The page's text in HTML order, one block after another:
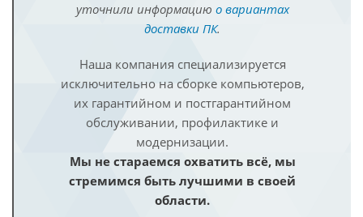
уточнили информацию о вариантах
доставки ПК.
Наша компания специализируется
исключительно на сборке компьютеров,
их гарантийном и постгарантийном
обслуживании, профилактике и
модернизации.
Мы не стараемся охватить всё, мы
стремимся быть лучшими в своей
области.